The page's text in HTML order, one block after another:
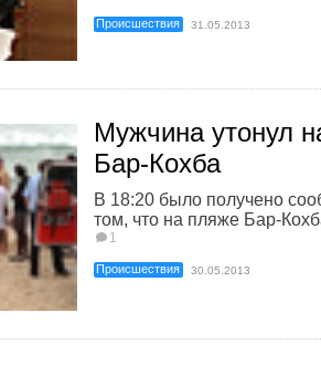
Происшествия 31.05.2013
Мужчина утонул
Бар-Кохба
В 18:20 было получено
том, что на пляже Бар-
1
Происшествия 30.05.2013